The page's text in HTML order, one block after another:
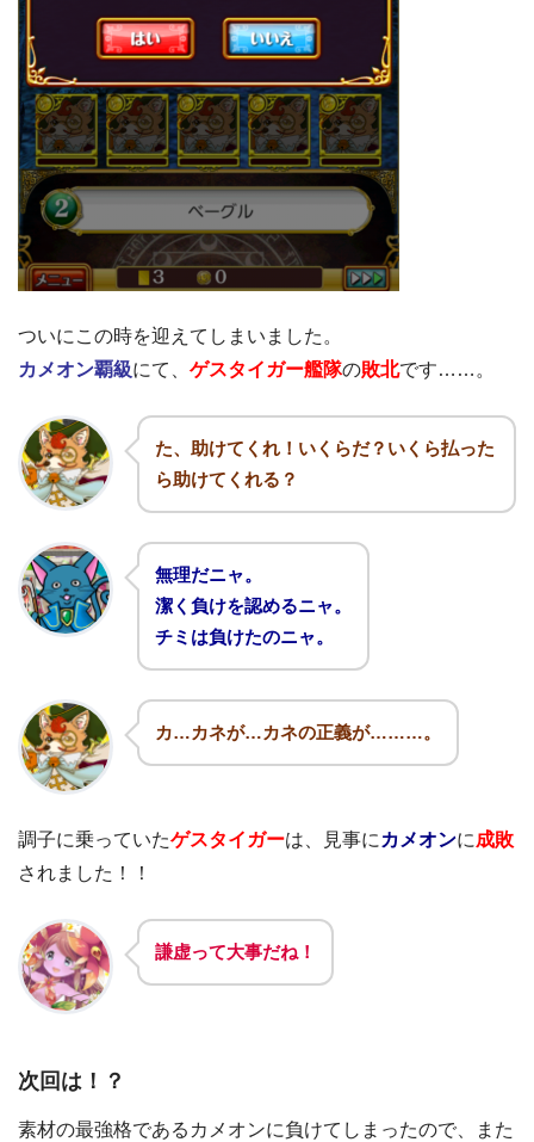
ついにこの時を迎えてしまいました。
カメオン覇級にて、 ゲスタイガー艦隊の敗北です……。
た、助けてくれ！いくらだ？いくら払った
ら助けてくれる？
無理だニャ。
潔く負けを認めるニャ。
チミは負けたのニャ。
カ…カネが…カネの正義が………。
調子に乗っていたゲスタイガーは、見事にカメオンに成敗
されました！！
謙虚って大事だね！
次回は！？
素材の最強格であるカメオンに負けてしまったので、また